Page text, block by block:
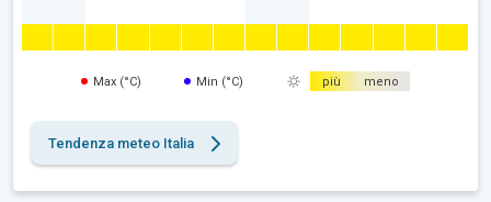
Max (°C) Min (°C) più meno
Tendenza meteo Italia